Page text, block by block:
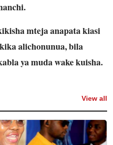
mteja anapata kiasi
alichonunua, bila
ya muda wake kuisha.
View all